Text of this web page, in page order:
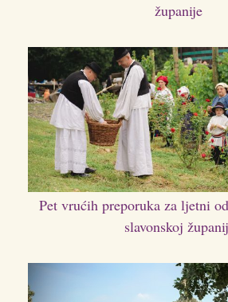
županije
Pet vrućih preporuka za ljetni
slavonskoj